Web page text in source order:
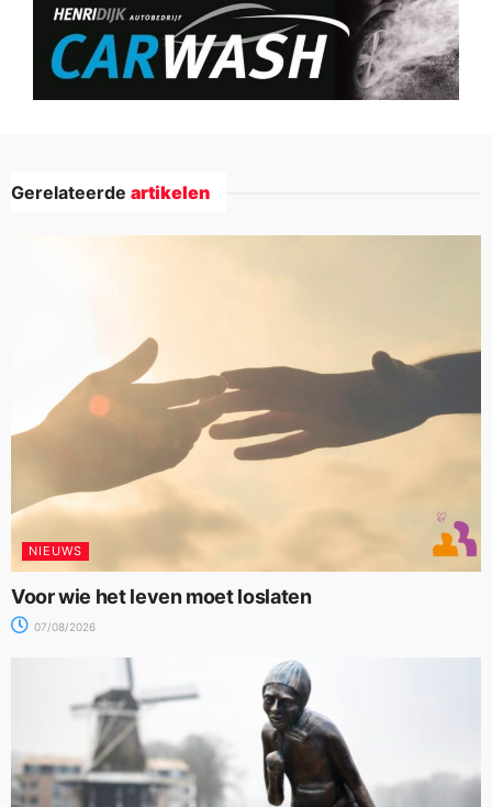
Gerelateerde artikelen
NIEUWS
Voor wie het leven moet loslaten
07/08/2026